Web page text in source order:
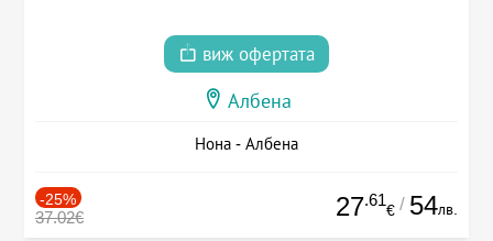
виж офертата
Албена
Нона - Албена
-25%
37.02€ 27.61
€ / 54лв.